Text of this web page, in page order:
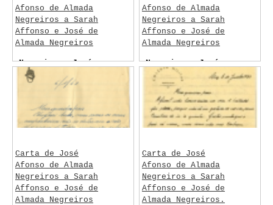
Afonso de Almada
Negreiros a Sarah
Affonso e José de
Almada Negreiros
Negreiros, José
Afonso de Almada
Afonso de Almada
Negreiros a Sarah
Affonso e José de
Almada Negreiros
Negreiros, José
Afonso de Almada
Carta de José
Afonso de Almada
Negreiros a Sarah
Affonso e José de
Almada Negreiros
Carta de José
Afonso de Almada
Negreiros a Sarah
Affonso e José de
Almada Negreiros.